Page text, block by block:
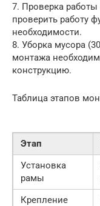
7. Проверка
проверить работу
необходимости.
8. Уборка мусора
монтажа
конструкцию.
Таблица этапов
Этап
Установка
рамы
Крепление